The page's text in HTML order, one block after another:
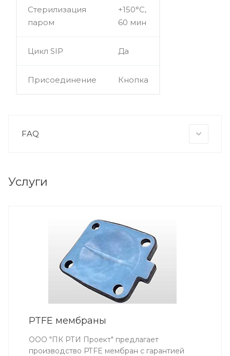
Стерилизация
паром
+150°C,
60 мин
Цикл SIP Да
Присоединение Кнопка
FAQ
Услуги
PTFE мембраны
ООО "ПК РТИ Проект" предлагает
производство PTFE мембран с гарантией